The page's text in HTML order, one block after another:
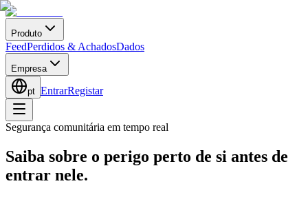
Produto
FeedPerdidos & AchadosDados
Empresa
pt EntrarRegistar
Segurança comunitária em tempo real
Saiba sobre o perigo perto de si antes de
entrar nele.